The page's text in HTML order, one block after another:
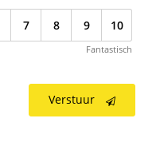
7 8 9 10
Fantastisch
Verstuur